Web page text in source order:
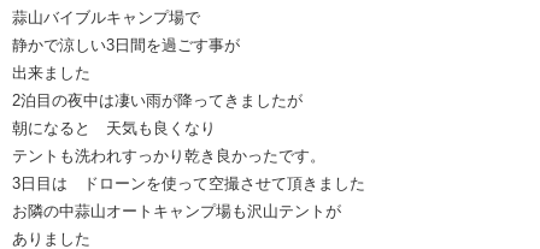
蒜山バイブルキャンプ場で
静かで涼しい3日間を過ごす事が
出来ました
2泊目の夜中は凄い雨が降ってきましたが
朝になると 天気も良くなり
テントも洗われすっかり乾き良かったです。
3日目は ドローンを使って空撮させて頂きました
お隣の中蒜山オートキャンプ場も沢山テントが
ありました